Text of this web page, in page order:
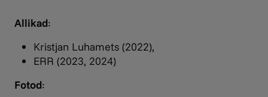
Allikad:
Kristjan Luhamets (2022),
ERR (2023, 2024)
Fotod: